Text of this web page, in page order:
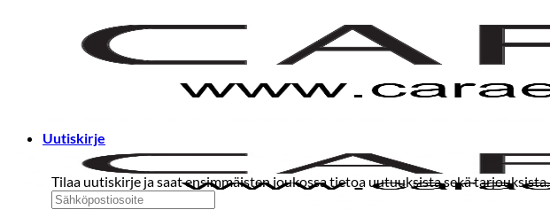
Uutiskirje
Tilaa uutiskirje ja saat ensimmäisten joukossa tietoa uutuuksista sekä tarjouksista.